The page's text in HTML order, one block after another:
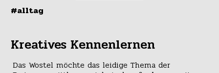
#alltag
Kreatives Kennenlernen
Das Wostel möchte das leidige Thema der